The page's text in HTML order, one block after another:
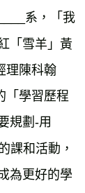
系，「我
「雪羊」黃
理陳科翰
「學習歷程
規劃-用
課和活動，
為更好的學